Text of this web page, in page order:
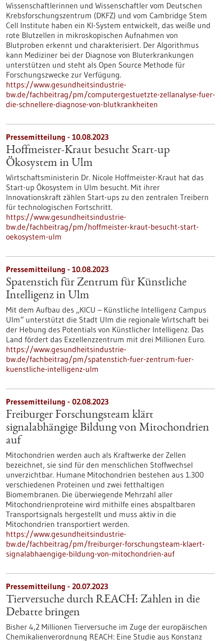
Wissenschaftlerinnen und Wissenschaftler vom Deutschen
Krebsforschungszentrum (DKFZ) und vom Cambridge Stem
Cell Institute haben ein KI-System entwickelt, das weiße und
rote Blutzellen in mikroskopischen Aufnahmen von
Blutproben erkennt und charakterisiert. Der Algorithmus
kann Mediziner bei der Diagnose von Bluterkrankungen
unterstützen und steht als Open Source Methode für
Forschungszwecke zur Verfügung.
https://www.gesundheitsindustrie-
bw.de/fachbeitrag/pm/computergestuetzte-zellanalyse-fuer-
die-schnellere-diagnose-von-blutkrankheiten
Pressemitteilung - 10.08.2023
Hoffmeister-Kraut besucht Start-up
Ökosystem in Ulm
Wirtschaftsministerin Dr. Nicole Hoffmeister-Kraut hat das
Start-up Ökosystem in Ulm besucht. Mit ihrer
Innovationskraft zählen Start-ups zu den zentralen Treibern
für technologischen Fortschritt.
https://www.gesundheitsindustrie-
bw.de/fachbeitrag/pm/hoffmeister-kraut-besucht-start-
oekosystem-ulm
Pressemitteilung - 10.08.2023
Spatenstich für Zentrum für Künstliche
Intelligenz in Ulm
Mit dem Aufbau des „KICU – Künstliche Intelligenz Campus
Ulm“ unterstützt die Stadt Ulm die regionale Wirtschaft bei
der Hebung des Potentials von Künstlicher Intelligenz. Das
Land fördert das Exzellenzzentrum mit drei Millionen Euro.
https://www.gesundheitsindustrie-
bw.de/fachbeitrag/pm/spatenstich-fuer-zentrum-fuer-
kuenstliche-intelligenz-ulm
Pressemitteilung - 02.08.2023
Freiburger Forschungsteam klärt
signalabhängige Bildung von Mitochondrien
auf
Mitochondrien werden auch als Kraftwerke der Zellen
bezeichnet, sie sind für den menschlichen Stoffwechsel
unverzichtbar. Humane Mitochondrien bestehen aus 1.300
verschiedenen Proteinen und zwei fetthaltigen
Biomembranen. Die überwiegende Mehrzahl aller
Mitochondrienproteine wird mithilfe eines abspaltbaren
Transportsignals hergestellt und muss aktiv in die
Mitochondrien transportiert werden.
https://www.gesundheitsindustrie-
bw.de/fachbeitrag/pm/freiburger-forschungsteam-klaert-
signalabhaengige-bildung-von-mitochondrien-auf
Pressemitteilung - 20.07.2023
Tierversuche durch REACH: Zahlen in die
Debatte bringen
Bisher 4,2 Millionen Tierversuche im Zuge der europäischen
Chemikalienverordnung REACH: Eine Studie aus Konstanz